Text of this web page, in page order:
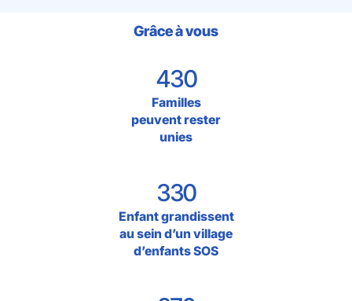
Grâce à vous
430
Familles
peuvent rester
unies
330
Enfant grandissent
au sein d’un village
d’enfants SOS